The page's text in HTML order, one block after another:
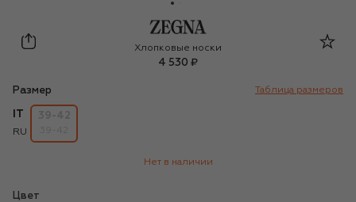
Zegna
Хлопковые носки
4 530 ₽
Размер Таблица размеров
RU
Нет в наличии
Цвет